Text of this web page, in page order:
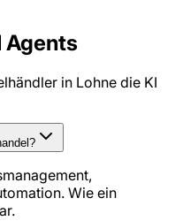
Agents
in Lohne die KI
Wie ein